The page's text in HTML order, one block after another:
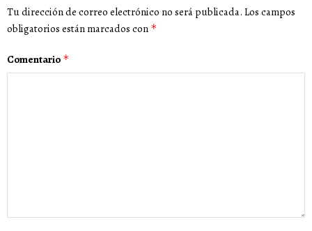
Tu dirección de correo electrónico no será publicada. Los campos
obligatorios están marcados con *
Comentario *